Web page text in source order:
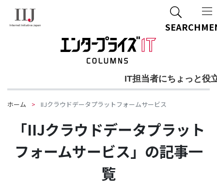
IT担当者にちょっと役
SEARCH
ホーム IIJクラウドデータプラットフォームサービス
「IIJクラウドデータプラット
フォームサービス」の記事一
覧